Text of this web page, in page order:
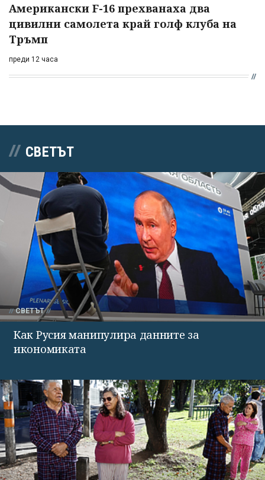
Американски F-16 прехванаха два
цивилни самолета край голф клуба на
Тръмп
преди 12 часа
СВЕТЪТ
СВЕТЪТ
Как Русия манипулира данните за
икономиката